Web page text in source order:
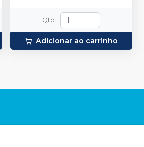
Qtd :
Adicionar ao carrinho